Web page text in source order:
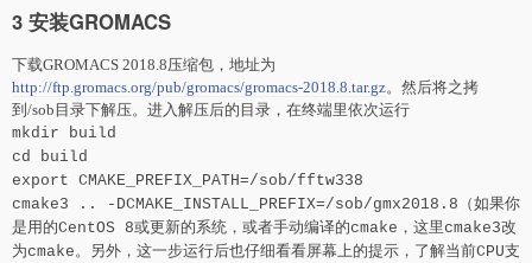
3 安装GROMACS
下载GROMACS 2018.8压缩包，地址为
http://ftp.gromacs.org/pub/gromacs/gromacs-2018.8.tar.gz。然后将之拷
到/sob目录下解压。进入解压后的目录，在终端里依次运行
mkdir build
cd build
export CMAKE_PREFIX_PATH=/sob/fftw338
cmake3 .. -DCMAKE_INSTALL_PREFIX=/sob/gmx2018.8（如果你
是用的CentOS 8或更新的系统，或者手动编译的cmake，这里cmake3改
为cmake。另外，这一步运行后也仔细看看屏幕上的提示，了解当前CPU支